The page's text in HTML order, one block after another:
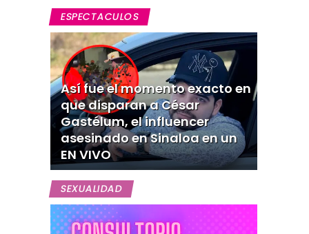
ESPECTACULOS
Así fue el momento exacto en
que disparan a César
Gastélum, el influencer
asesinado en Sinaloa en un
EN VIVO
SEXUALIDAD